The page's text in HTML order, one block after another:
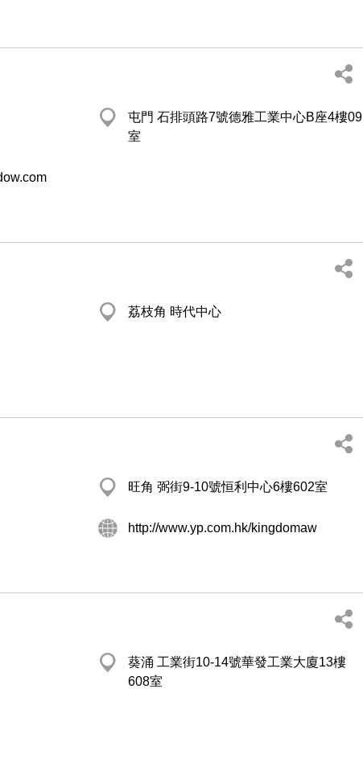
屯門 石排頭路7號德雅工業中心B座4樓09
室
荔枝角 時代中心
旺角 弼街9-10號恒利中心6樓602室
http://www.yp.com.hk/kingdomaw
葵涌 工業街10-14號華發工業大廈13樓
608室